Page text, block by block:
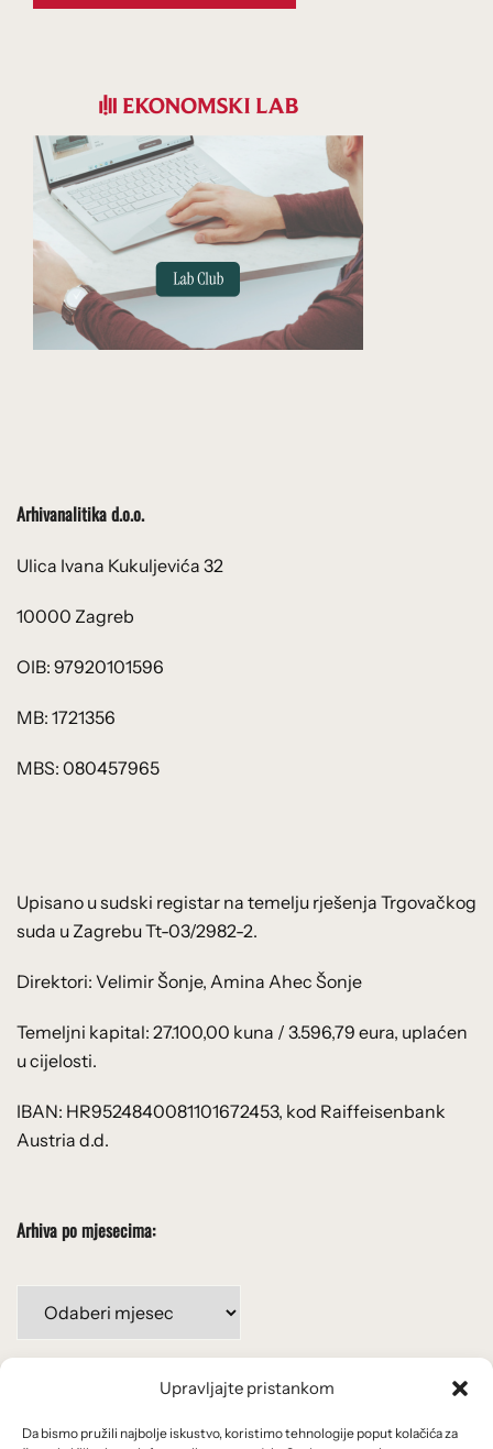
Upravljajte pristankom
Da bismo pružili najbolje iskustvo, koristimo tehnologije poput kolačića za
Arhivanalitika d.o.o.
Ulica Ivana Kukuljevića 32
10000 Zagreb
OIB: 97920101596
MB: 1721356
MBS: 080457965
Upisano u sudski registar na temelju rješenja Trgovačkog
suda u Zagrebu Tt-03/2982-2.
Direktori: Velimir Šonje, Amina Ahec Šonje
Temeljni kapital: 27.100,00 kuna / 3.596,79 eura, uplaćen
u cijelosti.
IBAN: HR9524840081101672453, kod Raiffeisenbank
Austria d.d.
Arhiva po mjesecima:
mjesecima:
Uvjeti korištenja